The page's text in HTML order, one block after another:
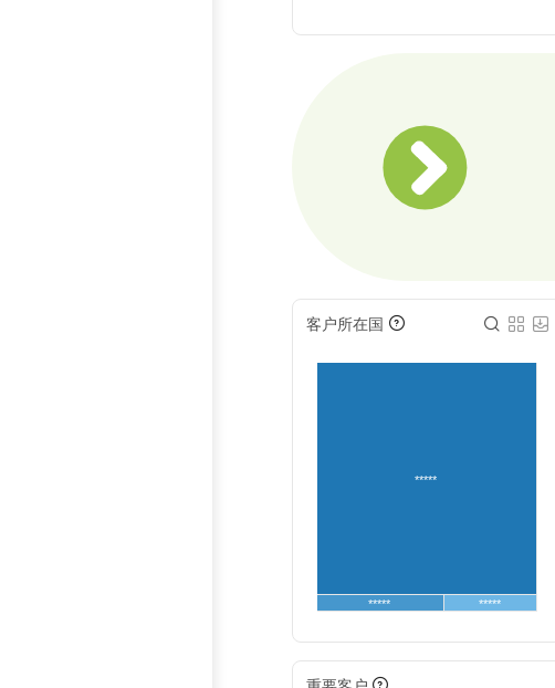
客户所在国
*****
***** *****